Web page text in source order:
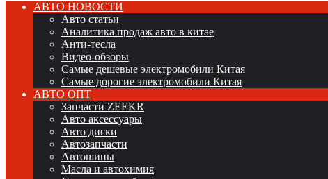
АВТО НОВОСТИ
Авто статьи
Аналитика продаж авто в китае
Анти-тесла
Видео-обзоры
Самые дешевые электромобили Китая
Самые дорогие электромобили Китая
АВТО ОПТ
Запчасти ZEEKR
Авто аксессуары
Авто диски
Автозапчасти
Автошины
Масла и автохимия